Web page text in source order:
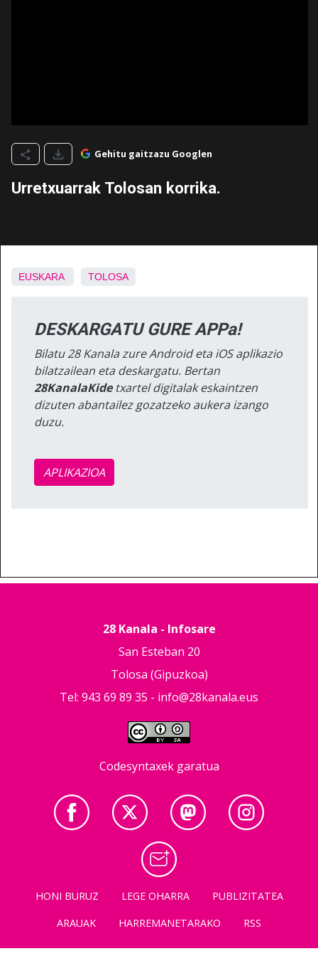
Gehitu gaitzazu Googlen
Urretxuarrak Tolosan korrika.
EUSKARA TOLOSA
DESKARGATU GURE APPa!
Bilatu 28 Kanala zure Android eta iOS aplikazio
bilatzailean eta deskargatu. Bertan
28KanalaKidetxartel digitalak eskaintzen
dizuten abantailez gozatzeko aukera izango
duzu.
APLIKAZIOA
28 Kanala - Infosare
San Esteban 20
Tolosa (Gipuzkoa)
Tel: 943 69 89 35 - info@28kanala.eus
Codesyntaxek garatua
HONI BURUZ LEGE OHARRA
PUBLIZITATEA
ARAUAK
HARREMANETARAKO RSS